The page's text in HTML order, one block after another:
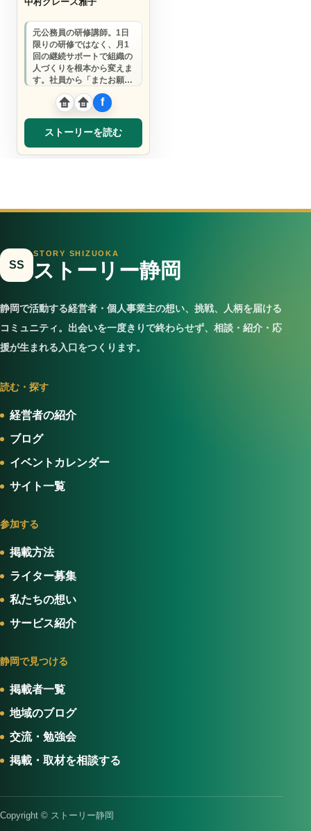
元公務員の研修講師。1日
限りの研修ではなく、月1
回の継続サポートで組織の
人づくりを根本から変えま
す。社員から「またお願い
したい」と言われる、信頼
関係を大切にした…
ストーリーを読む
SS
STORY SHIZUOKA
ストーリー静岡
静岡で活動する経営者・個人事業主の想い、挑戦、人柄を届ける
コミュニティ。出会いを一度きりで終わらせず、相談・紹介・応
援が生まれる入口をつくります。
読む・探す
経営者の紹介
ブログ
イベントカレンダー
サイト一覧
参加する
掲載方法
ライター募集
私たちの想い
サービス紹介
静岡で見つける
掲載者一覧
地域のブログ
交流・勉強会
掲載・取材を相談する
Copyright © ストーリー静岡